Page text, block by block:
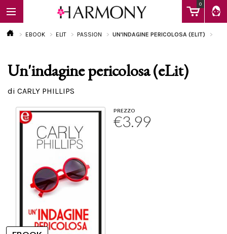
0
EBOOK
Calendario
EBOOK ELIT PASSION UN'INDAGINE PERICOLOSA (ELIT)
Un'indagine pericolosa (eLit)
di CARLY PHILLIPS
PREZZO
€3.99